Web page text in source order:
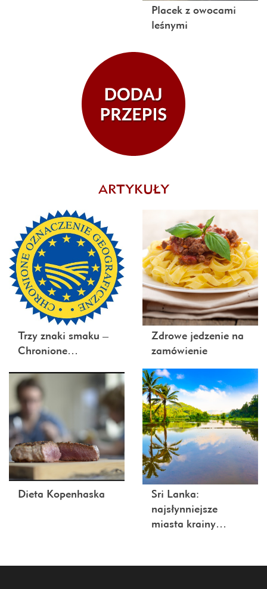
Placek z owocami
leśnymi
ARTYKUŁY
Trzy znaki smaku –
Chronione…
Zdrowe jedzenie na
zamówienie
Dieta Kopenhaska
Sri Lanka:
najsłynniejsze
miasta krainy…